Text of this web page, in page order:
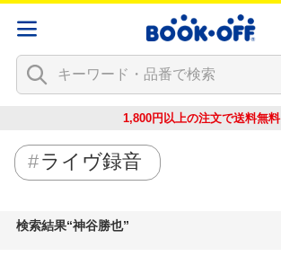
1,800円以上の注文で送料無料
ライヴ録音
検索結果 神谷勝也